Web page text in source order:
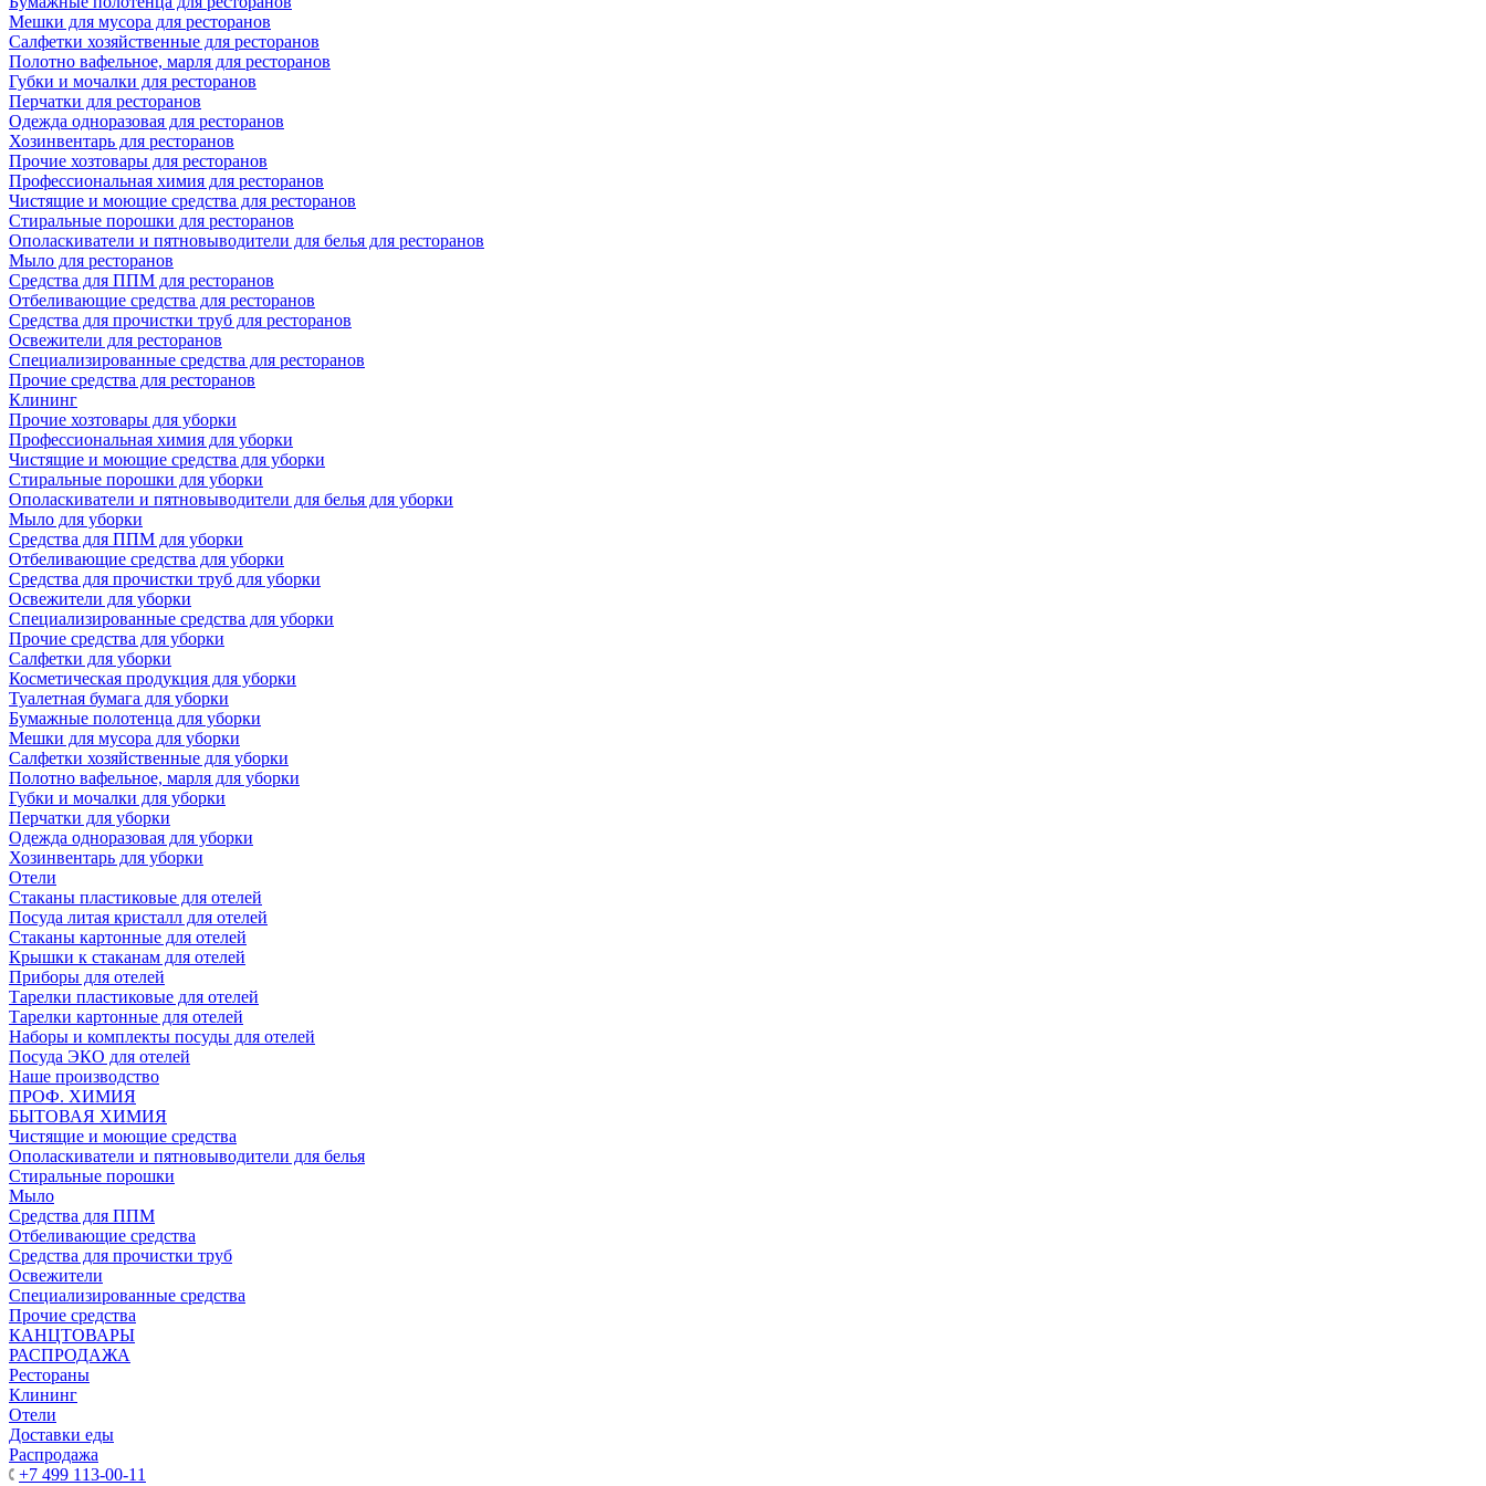
Мешки для мусора для ресторанов
Салфетки хозяйственные для ресторанов
Полотно вафельное, марля для ресторанов
Губки и мочалки для ресторанов
Перчатки для ресторанов
Одежда одноразовая для ресторанов
Хозинвентарь для ресторанов
Прочие хозтовары для ресторанов
Профессиональная химия для ресторанов
Чистящие и моющие средства для ресторанов
Стиральные порошки для ресторанов
Ополаскиватели и пятновыводители для белья для ресторанов
Мыло для ресторанов
Средства для ППМ для ресторанов
Отбеливающие средства для ресторанов
Средства для прочистки труб для ресторанов
Освежители для ресторанов
Специализированные средства для ресторанов
Прочие средства для ресторанов
Клининг
Прочие хозтовары для уборки
Профессиональная химия для уборки
Чистящие и моющие средства для уборки
Стиральные порошки для уборки
Ополаскиватели и пятновыводители для белья для уборки
Мыло для уборки
Средства для ППМ для уборки
Отбеливающие средства для уборки
Средства для прочистки труб для уборки
Освежители для уборки
Специализированные средства для уборки
Прочие средства для уборки
Салфетки для уборки
Косметическая продукция для уборки
Туалетная бумага для уборки
Бумажные полотенца для уборки
Мешки для мусора для уборки
Салфетки хозяйственные для уборки
Полотно вафельное, марля для уборки
Губки и мочалки для уборки
Перчатки для уборки
Одежда одноразовая для уборки
Хозинвентарь для уборки
Отели
Стаканы пластиковые для отелей
Посуда литая кристалл для отелей
Стаканы картонные для отелей
Крышки к стаканам для отелей
Приборы для отелей
Тарелки пластиковые для отелей
Тарелки картонные для отелей
Наборы и комплекты посуды для отелей
Посуда ЭКО для отелей
Наше производство
ПРОФ. ХИМИЯ
БЫТОВАЯ ХИМИЯ
Чистящие и моющие средства
Ополаскиватели и пятновыводители для белья
Стиральные порошки
Мыло
Средства для ППМ
Отбеливающие средства
Средства для прочистки труб
Освежители
Специализированные средства
Прочие средства
КАНЦТОВАРЫ
РАСПРОДАЖА
Рестораны
Клининг
Отели
Доставки еды
Распродажа
+7 499 113-00-11